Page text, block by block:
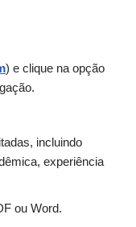
) e clique na opção
incluindo
experiência
ou Word.